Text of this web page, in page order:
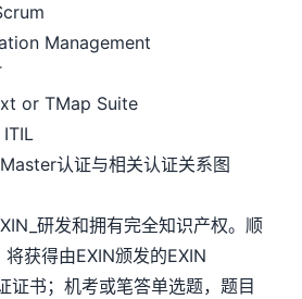
Management
or TMap Suite
认证与相关认证关系图
研发和拥有完全知识产权。顺
获得由EXIN颁发的EXIN
证书；机考或笔答单选题，题目